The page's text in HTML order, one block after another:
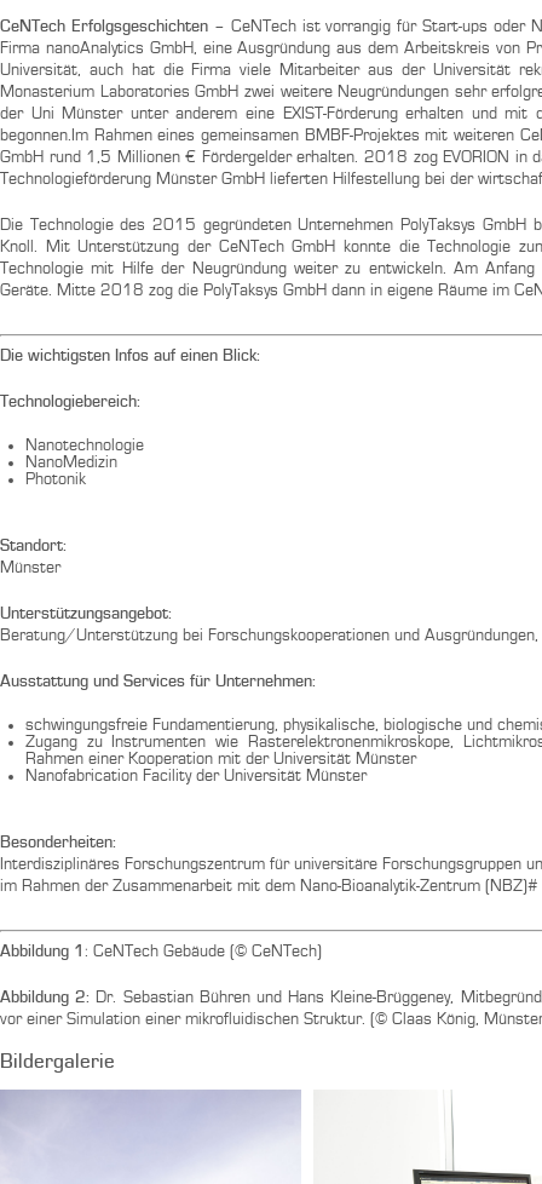
CeNTech Erfolgsgeschichten – CeNTech ist vorrangig für Start-ups oder
Firma nanoAnalytics GmbH, eine Ausgründung aus dem Arbeitskreis von
Universität, auch hat die Firma viele Mitarbeiter aus der Universität
Monasterium Laboratories GmbH zwei weitere Neugründungen sehr
der Uni Münster unter anderem eine EXIST-Förderung erhalten und mit
begonnen.Im Rahmen eines gemeinsamen BMBF-Projektes mit weiteren
GmbH rund 1,5 Millionen € Fördergelder erhalten. 2018 zog EVORION in
Technologieförderung Münster GmbH lieferten Hilfestellung bei der
Die Technologie des 2015 gegründeten Unternehmen PolyTaksys
Knoll. Mit Unterstützung der CeNTech GmbH konnte die Technologie
Technologie mit Hilfe der Neugründung weiter zu entwickeln. Am
Geräte. Mitte 2018 zog die PolyTaksys GmbH dann in eigene Räume im
Die wichtigsten Infos auf einen Blick:
Technologiebereich:
Nanotechnologie
NanoMedizin
Photonik
Standort:
Münster
Unterstützungsangebot:
Beratung/Unterstützung bei Forschungskooperationen und
Ausstattung und Services für Unternehmen:
schwingungsfreie Fundamentierung, physikalische, biologische und
Zugang zu Instrumenten wie Rasterelektronenmikroskope,
Rahmen einer Kooperation mit der Universität Münster
Nanofabrication Facility der Universität Münster
Besonderheiten:
Interdisziplinäres Forschungszentrum für universitäre Forschungsgruppen
im Rahmen der Zusammenarbeit mit dem Nano-Bioanalytik-Zentrum (NBZ)#
Abbildung 1 : CeNTech Gebäude (© CeNTech)
Abbildung 2: Dr. Sebastian Bühren und Hans Kleine-Brüggeney,
vor einer Simulation einer mikrofluidischen Struktur. (© Claas König,
Bildergalerie